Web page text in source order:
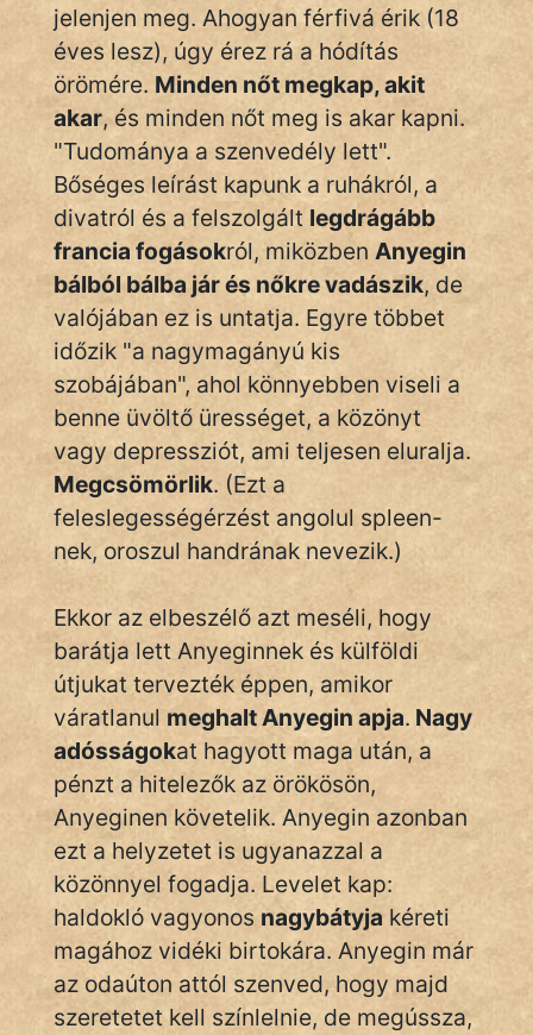
mikkamakka
vörös ördög
nagyöreg
NapHold
Név nélkül
pszichopati
szegény legény
Hoffer Botond
szemfüles
jelenjen meg. Ahogyan férfivá érik (18
éves lesz), úgy érez rá a hódítás
örömére. Minden nőt megkap, akit
akar, és minden nőt meg is akar kapni.
"Tudománya a szenvedély lett".
Bőséges leírást kapunk a ruhákról, a
divatról és a felszolgált legdrágább
francia fogásokról, miközben Anyegin
bálból bálba jár és nőkre vadászik, de
valójában ez is untatja. Egyre többet
időzik "a nagymagányú kis
szobájában", ahol könnyebben viseli a
benne üvöltő ürességet, a közönyt
vagy depressziót, ami teljesen eluralja.
Megcsömörlik. (Ezt a
feleslegességérzést angolul spleen-
nek, oroszul handrának nevezik.)
Ekkor az elbeszélő azt meséli, hogy
barátja lett Anyeginnek és külföldi
útjukat tervezték éppen, amikor
váratlanul meghalt Anyegin apja. Nagy
adósságokat hagyott maga után, a
pénzt a hitelezők az örökösön,
Anyeginen követelik. Anyegin azonban
ezt a helyzetet is ugyanazzal a
közönnyel fogadja. Levelet kap:
haldokló vagyonos nagybátyja kéreti
magához vidéki birtokára. Anyegin már
az odaúton attól szenved, hogy majd
szeretetet kell színlelnie, de megússza,